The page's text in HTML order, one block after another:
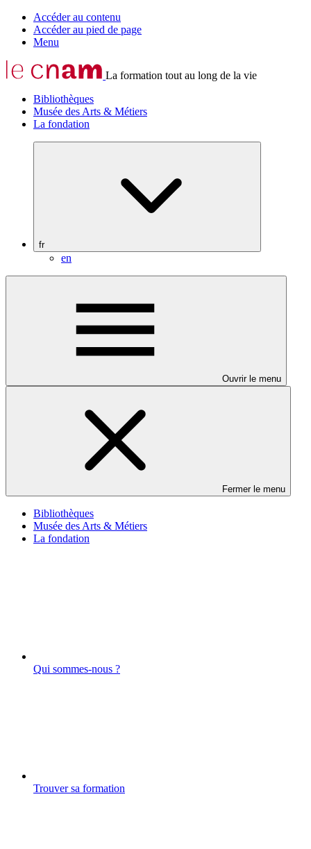
Accéder au contenu
Accéder au pied de page
Menu
La formation tout au long de la vie
Bibliothèques
Musée des Arts & Métiers
La fondation
fr
en
Ouvrir le menu
Fermer le menu
Bibliothèques
Musée des Arts & Métiers
La fondation
Qui sommes-nous ?
Trouver sa formation